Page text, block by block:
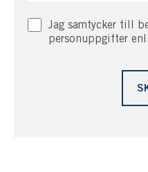
Jag samtycker till
personuppgifter